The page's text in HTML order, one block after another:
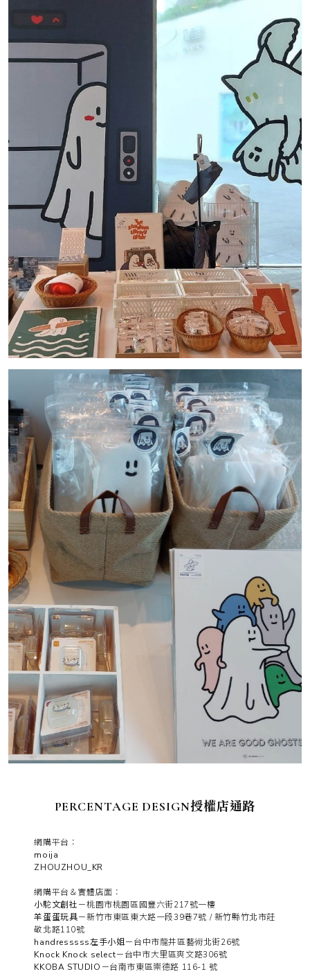
PERCENTAGE DESIGN授權店通路
網購平台：
moija
ZHOUZHOU_KR
網購平台＆實體店面：
小駝文創社－桃園市桃園區國豐六街217號一樓
羊蛋蛋玩具－新竹市東區東大路一段39巷7號 / 新竹縣竹北市莊
敬北路110號
handresssss左手小姐－台中市龍井區藝術北街26號
Knock Knock select－台中市大里區爽文路306號
KKOBA STUDIO －台南市東區崇德路 116-1 號